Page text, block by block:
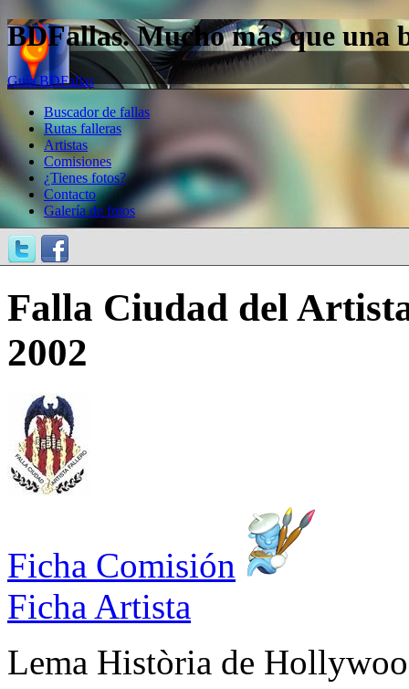
BDFallas. Mucho más que una
Guía BDFallas
Buscador de fallas
Rutas falleras
Artistas
Comisiones
¿Tienes fotos?
Contacto
Galería de fotos
Falla Ciudad del
2002
Ficha Comisión
Ficha Artista
Lema Història de